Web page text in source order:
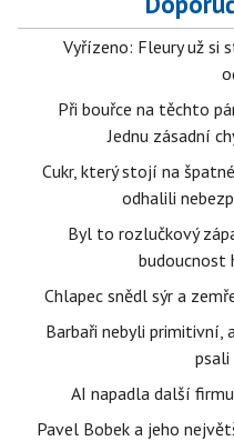
Vyřízeno: Fleury už si
Při bouřce na těchto
Jednu zásadní
Cukr, který stojí na
odhalili
Byl to rozlučkový
budoucnost
Chlapec snědl sýr a
Barbaři nebyli
AI napadla další
Pavel Bobek a jeho